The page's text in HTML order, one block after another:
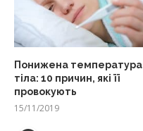
Понижена температура
тіла: 10 причин, які її
провокують
15/11/2019